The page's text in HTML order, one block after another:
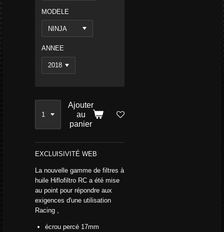
MODELE
ANNEE
Ajouter
au
panier
EXCLUISIVITÉ WEB
La nouvelle gamme de filtres à
huile Hiflofiltro RC a été mise
au point pour répondre aux
exigences d'une utilisation
Racing ,
écrou percé 17mm